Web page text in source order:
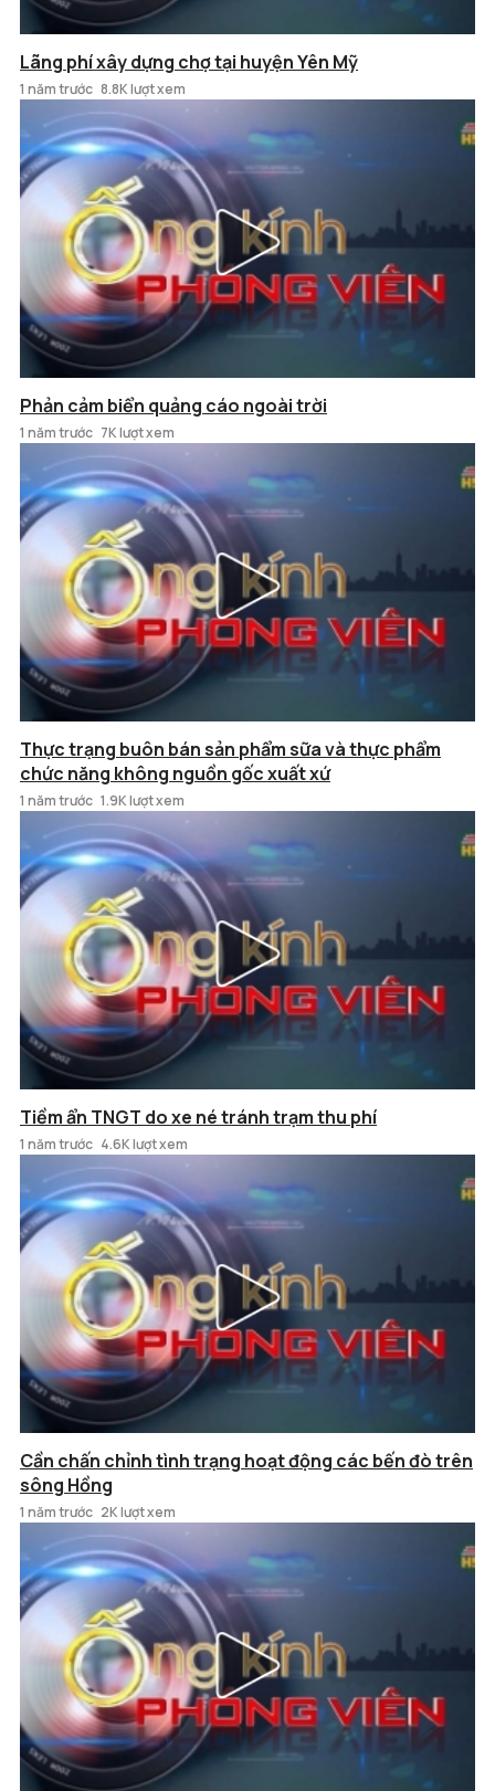
Lãng phí xây dựng chợ tại huyện Yên Mỹ
1 năm trước 8.8K lượt xem
Phản cảm biển quảng cáo ngoài trời
1 năm trước 7K lượt xem
Thực trạng buôn bán sản phẩm sữa và thực phẩm
chức năng không nguồn gốc xuất xứ
1 năm trước 1.9K lượt xem
Tiềm ẩn TNGT do xe né tránh trạm thu phí
1 năm trước 4.6K lượt xem
Cần chấn chỉnh tình trạng hoạt động các bến đò trên
sông Hồng
1 năm trước 2K lượt xem